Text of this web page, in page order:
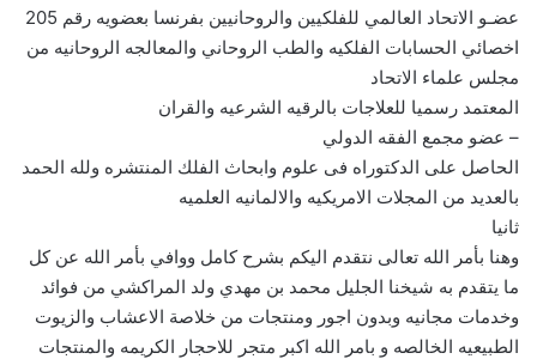
عضـو الاتحاد العالمي للفلكيين والروحانيين بفرنسا بعضويه رقم 205
اخصائي الحسابات الفلكيه والطب الروحاني والمعالجه الروحانيه من
مجلس علماء الاتحاد
المعتمد رسميا للعلاجات بالرقيه الشرعيه والقران
– عضو مجمع الفقه الدولي
الحاصل على الدكتوراه فى علوم وابحاث الفلك المنتشره ولله الحمد
بالعديد من المجلات الامريكيه والالمانيه العلميه
ثانيا
وهنا بأمر الله تعالى نتقدم اليكم بشرح كامل ووافي بأمر الله عن كل
ما يتقدم به شيخنا الجليل محمد بن مهدي ولد المراكشي من فوائد
وخدمات مجانيه وبدون اجور ومنتجات من خلاصة الاعشاب والزيوت
الطبيعيه الخالصه و بامر الله اكبر متجر للاحجار الكريمه والمنتجات